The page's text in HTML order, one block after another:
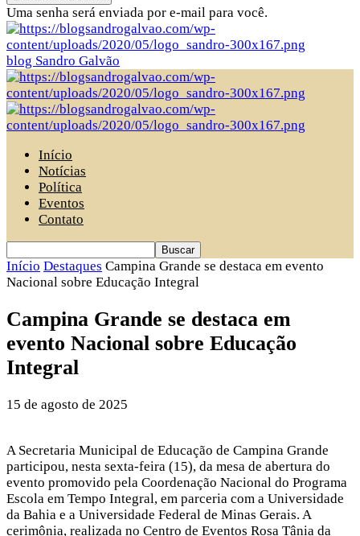
Uma senha será enviada por e-mail para você.
blog Sandro Galvão
Início
Notícias
Política
Eventos
Contato
Início Destaques Campina Grande se destaca em evento
Nacional sobre Educação Integral
Campina Grande se destaca em
evento Nacional sobre Educação
Integral
15 de agosto de 2025
A Secretaria Municipal de Educação de Campina Grande
participou, nesta sexta-feira (15), da mesa de abertura do
evento promovido pela Coordenação Nacional do Programa
Escola em Tempo Integral, em parceria com a Universidade
da Bahia e a Universidade Federal de Minas Gerais. A
cerimônia, realizada no Centro de Eventos Rosa Tânia da